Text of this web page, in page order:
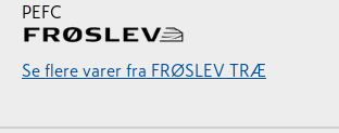
Se flere varer fra FRØSLEV TRÆ